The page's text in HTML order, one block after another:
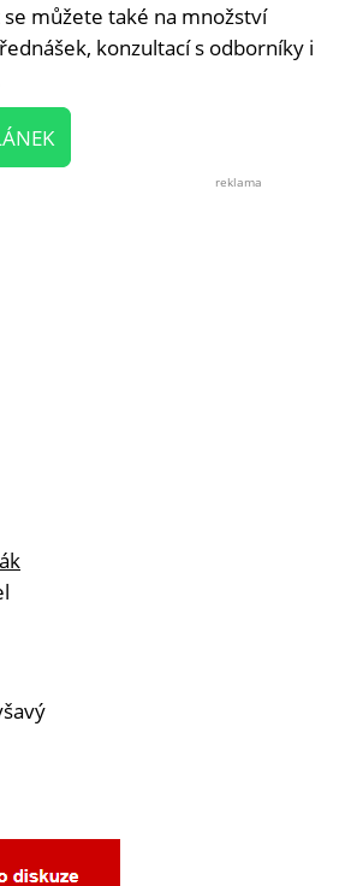
můžete také na množství
konzultací s odborníky i
reklama